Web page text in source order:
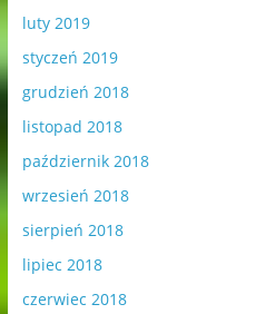
luty 2019
styczeń 2019
grudzień 2018
listopad 2018
październik 2018
wrzesień 2018
sierpień 2018
lipiec 2018
czerwiec 2018